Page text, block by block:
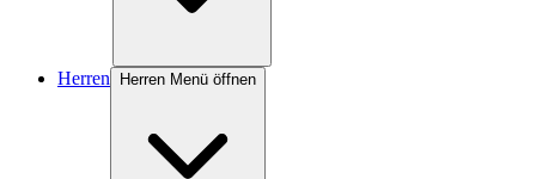
Herren Herren Menü öffnen